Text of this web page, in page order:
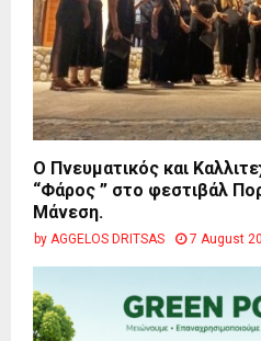
Ο Πνευματικός και
“Φάρος ” στο φεστιβάλ
Μάνεση.
by AGGELOS DRITSAS 7 August